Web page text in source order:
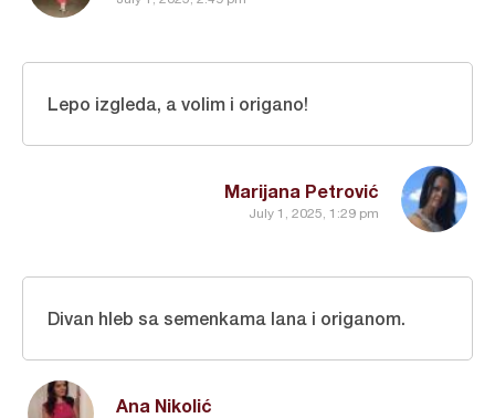
Marijana Petrović
July 1, 2025, 1:29 pm
Lepo izgleda, a volim i origano!
Ana Nikolić
Divan hleb sa semenkama lana i origanom.